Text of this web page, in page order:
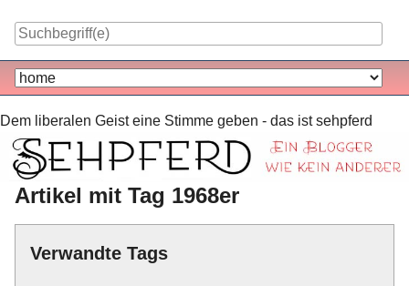
Navigation
Dem liberalen Geist eine Stimme geben - das ist sehpferd
Artikel mit Tag 1968er
Verwandte Tags